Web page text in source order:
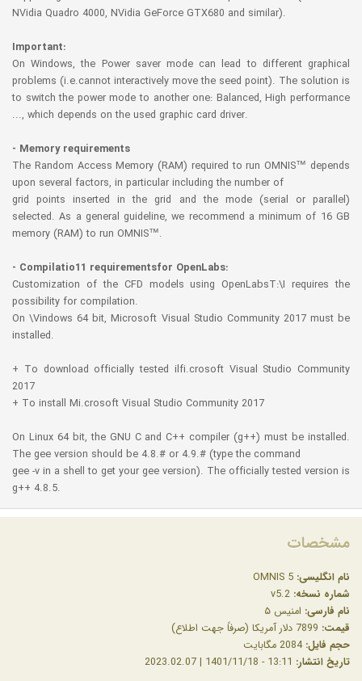
NVidia Quadro 4000, NVidia GeForce GTX680 and similar).
Important:
On Windows, the Power saver mode can lead to different graphical
problems (i.e.cannot interactively move the seed point). The solution is
to switch the power mode to another one: Balanced, High performance
..., which depends on the used graphic card driver.
- Memory requirements
The Random Access Memory (RAM) required to run OMNIS™ depends
upon several factors, in particular including the number of
grid points inserted in the grid and the mode (serial or parallel)
selected. As a general guideline, we recommend a minimum of 16 GB
memory (RAM) to run OMNIS™.
- Compilatio11 requirementsfor OpenLabs:
Customization of the CFD models using OpenLabsT:\I requires the
possibility for compilation.
On \Vindows 64 bit, Microsoft Visual Studio Community 2017 must be
installed.
+ To download officially tested ilfi.crosoft Visual Studio Community
2017
+ To install Mi.crosoft Visual Studio Community 2017
On Linux 64 bit, the GNU C and C++ compiler (g++) must be installed.
The gee version should be 4.8.# or 4.9.# (type the command
gee -v in a shell to get your gee version). The officially tested version is
g++ 4.8.5.
مشخصات
نام انگلیسی:
شماره نسخه:
نام فارسی: امنیس ۵
قیمت:
حجم فایل: 2084 مگابایت
تاریخ انتشار: